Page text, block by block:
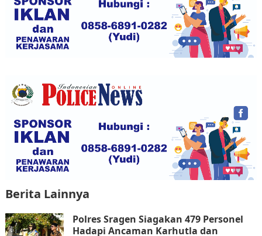
Berita Lainnya
Polres Sragen Siagakan 479 Personel
Hadapi Ancaman Karhutla dan